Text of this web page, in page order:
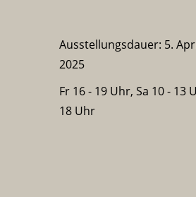
Ausstellungsdauer: 5.
2025
Fr 16 - 19 Uhr, Sa 10 - 13
18 Uhr